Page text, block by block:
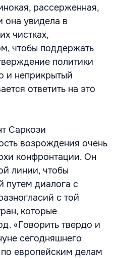
рассерженная,
она увидела в
чистках,
чтобы поддержать
политики
и неприкрытый
ответить на это
Саркози
возрождения очень
конфронтации. Он
линии, чтобы
путем диалога с
с той
которые
«Говорить твердо и
сегодняшнего
европейским делам